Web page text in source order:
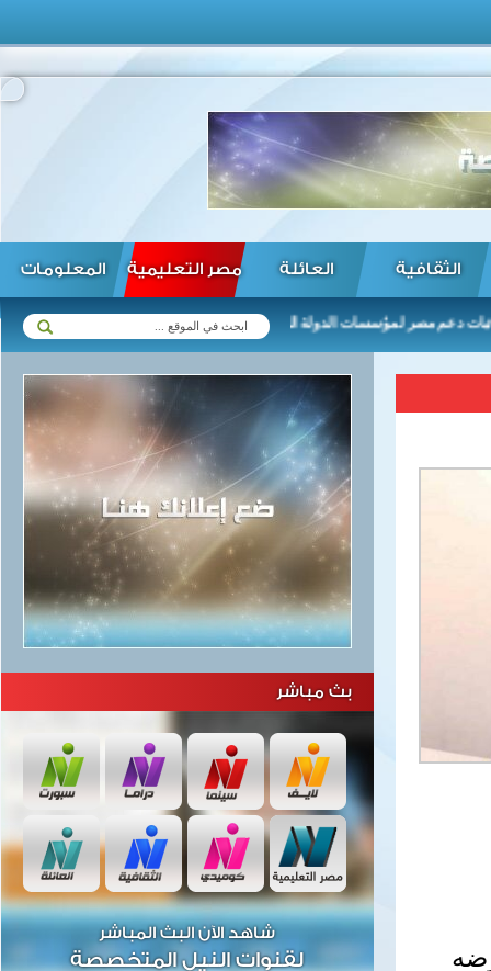
الثقافية العائلة مصر التعليمية المعلومات
لمؤسسات الدولة اللبنانية بما يحافظ على استقرار وأمن شعبها ...
بث مباشر
شاهد الآن البث المباشر
لقنوات النيل المتخصصة